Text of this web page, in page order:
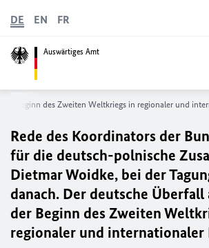
Auswärtiges Amt
DE EN FR
Beginn des Zweiten Weltkriegs in regionaler und
Rede des Koordinators der
für die deutsch-polnische
Dietmar Woidke, bei der
danach. Der deutsche
der Beginn des Zweiten
regionaler und internationaler